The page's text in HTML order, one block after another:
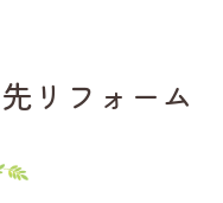
リフォーム